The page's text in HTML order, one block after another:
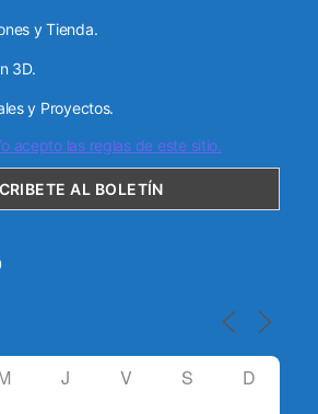
y Tienda.
3D.
y Proyectos.
acepto las reglas de este sitio.
J V S D